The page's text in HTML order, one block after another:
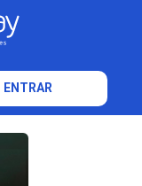
ENTRAR